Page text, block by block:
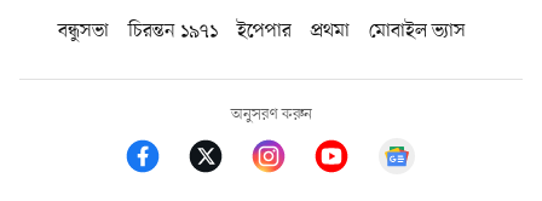
বন্ধুসভা
চিরন্তন ১৯৭১ ইপেপার প্রথমা মোবাইল ভ্যাস
অনুসরণ করুন